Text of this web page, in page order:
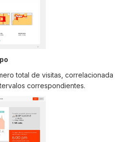
total de visitas, correlacionada
correspondientes.